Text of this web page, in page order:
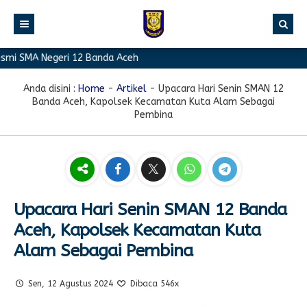
BERANDA
PROFIL
Sambutan Kepala Sekolah
Sejarah Singkat
Struktur Organisasi
Sekolah
Berita Prestasi
Berita Sekolah
Blog Guru
Pengumuman
PROGRAM
Pramuka
GALERI
FOTO
PPDB
Negeri 12 Banda Aceh
Anda disini : Home - Artikel - Upacara Hari Senin SMAN 12
Banda Aceh, Kapolsek Kecamatan Kuta Alam Sebagai
Pembina
Upacara Hari Senin SMAN 12 Banda
Aceh, Kapolsek Kecamatan Kuta
Alam Sebagai Pembina
Sen, 12 Agustus 2024 Dibaca 546x